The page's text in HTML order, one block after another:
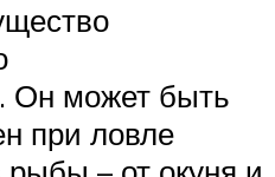
Он может быть
при ловле